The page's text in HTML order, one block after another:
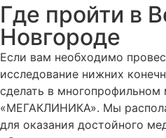
Где пройти в
Новгороде
Если вам необходимо
исследование нижних
сделать в
«МЕГАКЛИНИКА». Мы
для оказания достойного